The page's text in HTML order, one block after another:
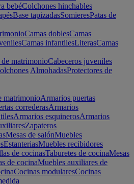
bebéColchones hinchables
Base tapizadasSomieresPatas de
Camas doblesCamas
Camas infantilesLiterasCamas
de matrimonioCabeceros juveniles
AlmohadasProtectores de
matrimonioArmarios puertas
correderasArmarios
Armarios esquinerosArmarios
Zapateros
Mesas de salónMuebles
EstanteriasMuebles recibidores
de cocinasTaburetes de cocinaMesas
de cocinaMuebles auxiliares de
Cocinas modularesCocinas